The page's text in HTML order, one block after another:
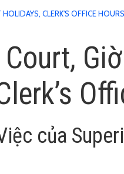
CLERK'S OFFICE
của